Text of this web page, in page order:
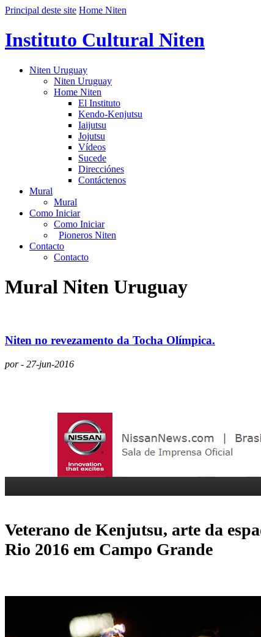
Principal deste site Home Niten
Instituto Cultural Niten
Niten Uruguay
Niten Uruguay
Home Niten
El Instituto
Kendo-Kenjutsu
Iaijutsu
Jojutsu
Vídeos
Sucede
Direcciónes
Contáctenos
Mural
Mural
Como Iniciar
Como Iniciar
Pioneros Niten
Contacto
Contacto
Mural Niten Uruguay
Niten no revezamento da Tocha Olímpica.
por - 27-jun-2016
Veterano de Kenjutsu, arte da
Rio 2016 em Campo Grande